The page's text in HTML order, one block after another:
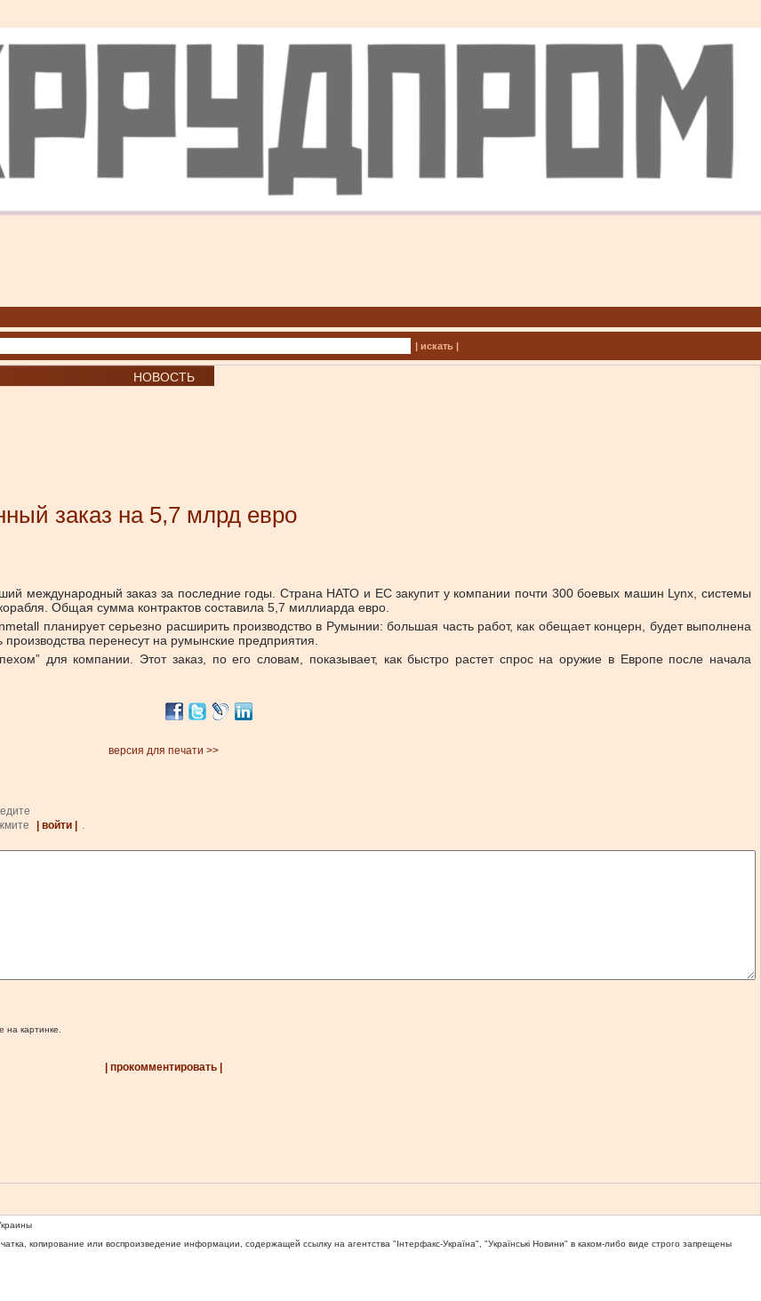
| искать |
НОВОСТЬ
заказ на 5,7 млрд евро
международный заказ за последние годы. Страна НАТО и ЕС закупит у компании почти 300 боевых машин Lynx, системы
Общая сумма контрактов составила 5,7 миллиарда евро.
планирует серьезно расширить производство в Румынии: большая часть работ, как обещает концерн, будет выполнена
перенесут на румынские предприятия.
для компании. Этот заказ, по его словам, показывает, как быстро растет спрос на оружие в Европе после начала
версия для печати >>
| войти |
.
на картинке.
| прокомментировать |
копирование или воспроизведение информации, содержащей ссылку на агентства "Iнтерфакс-Україна", "Українськi Новини" в каком-либо виде строго запрещены